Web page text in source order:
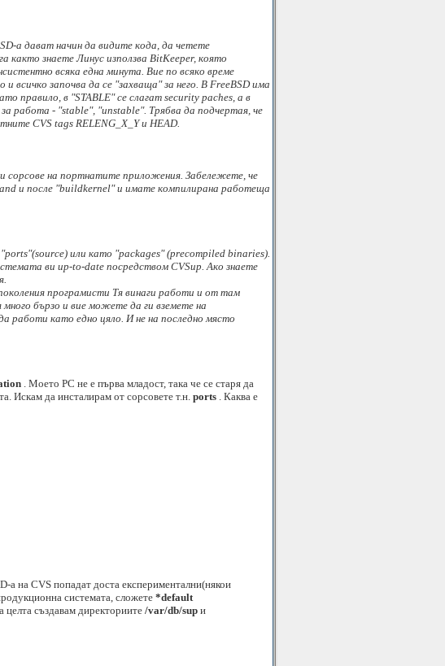
a дават начин да видите кода, да четете
както знаете Линус използва BitKeeper, която
всяка една минута. Вие по всяко време
всичко започва да се "захваща" за него. В FreeBSD има
правило, в "STABLE" се слагат security paches, а в
работа - "stable", "unstable". Трябва да подчертая, че
CVS tags RELENG_X_Y и HEAD.
сорсове на портнатите приложения. Забележете, че
и после "buildkernel" и имате компилирана работеща
или като "packages" (precompiled binaries).
ви up-to-date посредством CVSup. Ако знаете
програмисти Тя винаги работи и от там
бързо и вие можете да ги вземете на
работи като едно цяло. И не на последно място
. Моето PC не е първа младост, така че се старя да
Искам да инсталирам от сорсовете т.н. ports . Каква е
а на CVS попадат доста експериментални(някои
системата, сложете *default
създавам директориите /var/db/sup и